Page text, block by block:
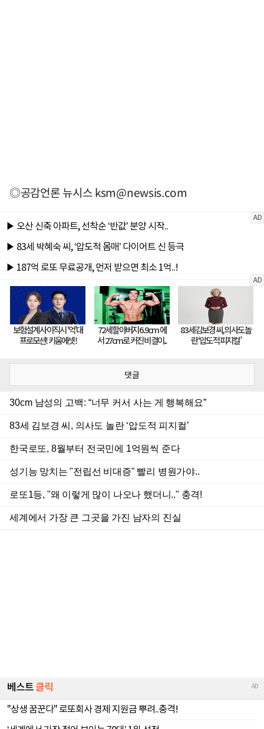
◎공감언론 뉴시스ksm@newsis.com
댓글